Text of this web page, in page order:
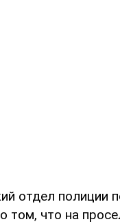
отдел полиции
том, что на